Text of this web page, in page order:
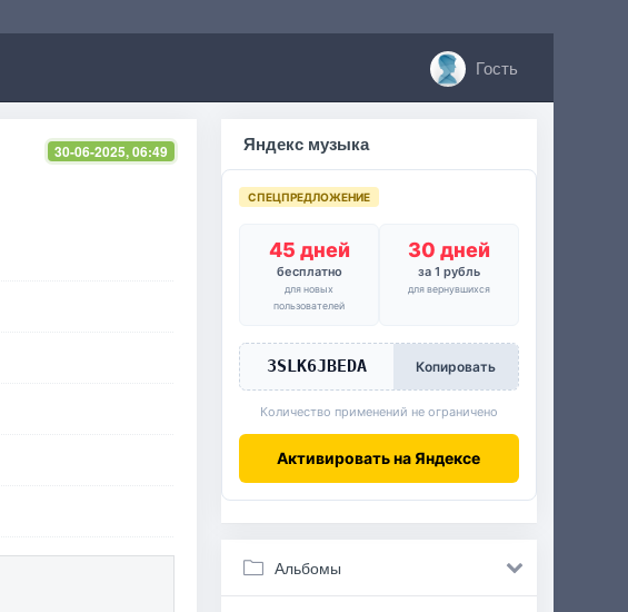
Гость
30-06-2025, 06:49 Яндекс музыка
СПЕЦПРЕДЛОЖЕНИЕ
45 дней
бесплатно
для новых
пользователей
30 дней
за 1 рубль
для вернувшихся
3SLK6JBEDA Копировать
Количество применений не ограничено
Активировать на Яндексе
Альбомы